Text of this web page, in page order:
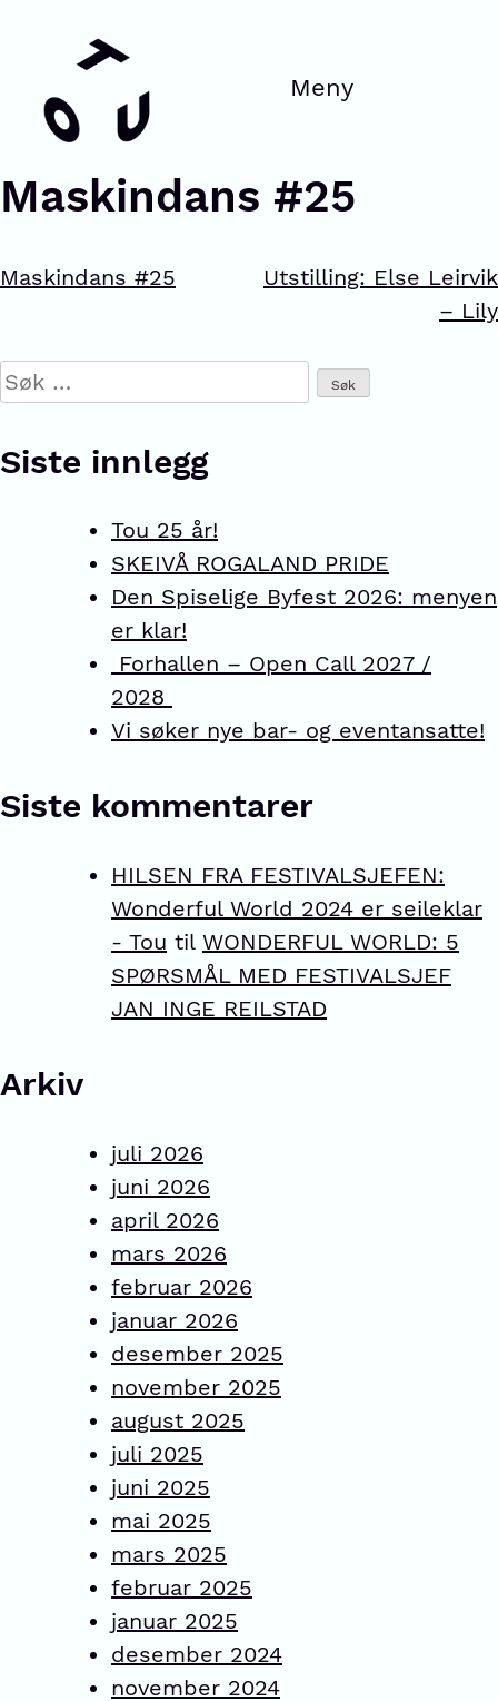
Maskindans #25
Maskindans #25
Utstilling: Else Leirvik
– Lily
Siste innlegg
Tou 25 år!
SKEIVÅ ROGALAND PRIDE
Den Spiselige Byfest 2026: menyen
er klar!
Forhallen – Open Call 2027 /
2028
Vi søker nye bar- og eventansatte!
Siste kommentarer
HILSEN FRA FESTIVALSJEFEN:
Wonderful World 2024 er seileklar
- Tou til WONDERFUL WORLD: 5
SPØRSMÅL MED FESTIVALSJEF
JAN INGE REILSTAD
Arkiv
juli 2026
juni 2026
april 2026
mars 2026
februar 2026
januar 2026
desember 2025
november 2025
august 2025
juli 2025
juni 2025
mai 2025
mars 2025
februar 2025
januar 2025
desember 2024
november 2024